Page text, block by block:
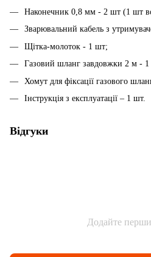
Наконечник 0,8 мм - 2 шт (1 шт
Зварювальний кабель з
Щітка-молоток - 1 шт;
Газовий шланг завдовжки 2 м -
Хомут для фіксації газового
Інструкція з експлуатації – 1 шт.
Відгуки
Додайте